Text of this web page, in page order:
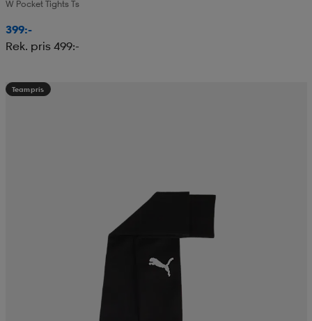
W Pocket Tights Ts
399:-
Rek. pris 499:-
Teampris